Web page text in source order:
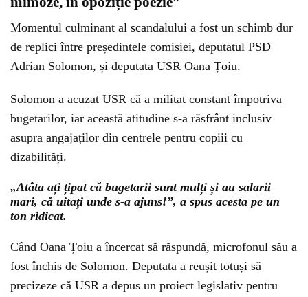
Momentul culminant al scandalului a fost un schimb dur
de replici între președintele comisiei, deputatul PSD
Adrian Solomon, și deputata USR Oana Țoiu.
Solomon a acuzat USR că a militat constant împotriva
bugetarilor, iar această atitudine s-a răsfrânt inclusiv
asupra angajaților din centrele pentru copiii cu
dizabilități.
„Atâta ați țipat că bugetarii sunt mulți și au salarii
mari, că uitați unde s-a ajuns!”, a spus acesta pe un
ton ridicat.
Când Oana Țoiu a încercat să răspundă, microfonul său a
fost închis de Solomon. Deputata a reușit totuși să
precizeze că USR a depus un proiect legislativ pentru